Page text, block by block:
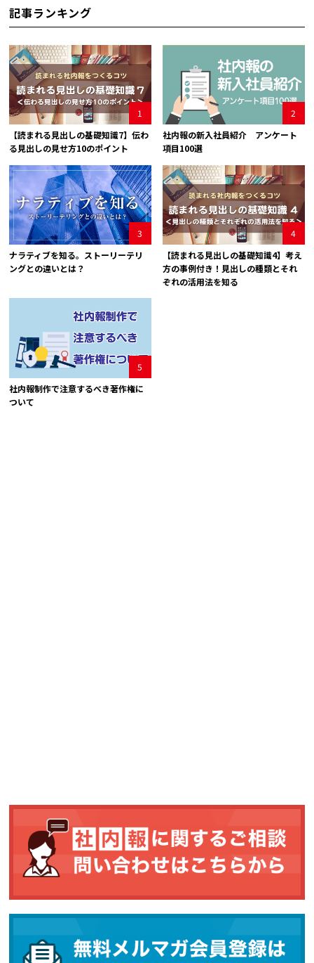
記事ランキング
1
【読まれる見出しの基礎知識7】伝わ
る見出しの見せ方10のポイント
2
社内報の新入社員紹介 アンケート
項目100選
3
ナラティブを知る。ストーリーテリ
ングとの違いとは？
4
【読まれる見出しの基礎知識4】考え
方の事例付き！見出しの種類とそれ
ぞれの活用法を知る
5
社内報制作で注意するべき著作権に
ついて